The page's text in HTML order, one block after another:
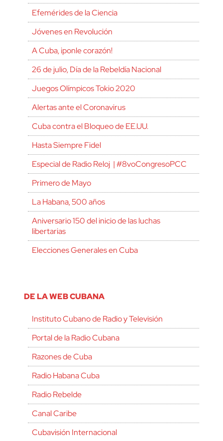
Efemérides de la Ciencia
Jóvenes en Revolución
A Cuba, ¡ponle corazón!
26 de julio, Día de la Rebeldía Nacional
Juegos Olímpicos Tokio 2020
Alertas ante el Coronavirus
Cuba contra el Bloqueo de EE.UU.
Hasta Siempre Fidel
Especial de Radio Reloj | #8voCongresoPCC
Primero de Mayo
La Habana, 500 años
Aniversario 150 del inicio de las luchas
libertarias
Elecciones Generales en Cuba
DE LA WEB CUBANA
Instituto Cubano de Radio y Televisión
Portal de la Radio Cubana
Razones de Cuba
Radio Habana Cuba
Radio Rebelde
Canal Caribe
Cubavisión Internacional